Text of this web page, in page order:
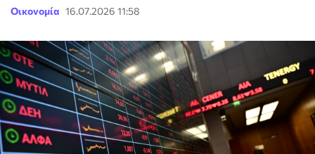
Οικονομία 16.07.2026 11:58